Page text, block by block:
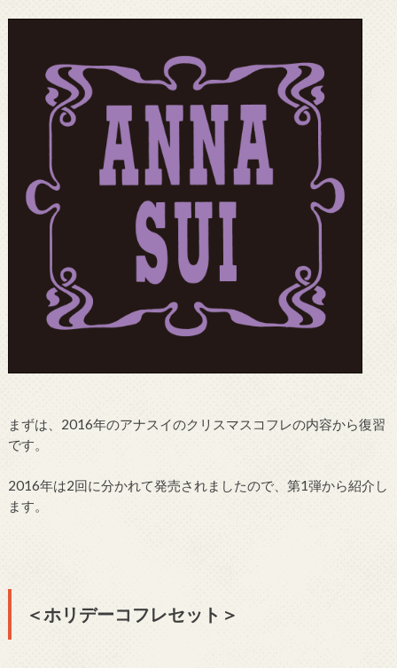
まずは、2016年のアナスイのクリスマスコフレの内容から復習
です。
2016年は2回に分かれて発売されましたので、第1弾から紹介し
ます。
＜ホリデーコフレセット＞